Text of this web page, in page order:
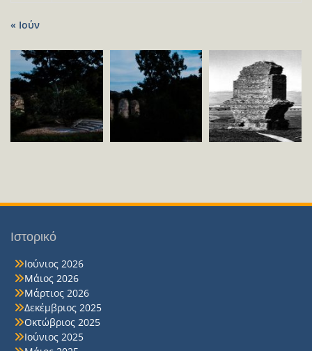
« Ιούν
Ιστορικό
Ιούνιος 2026
Μάιος 2026
Μάρτιος 2026
Δεκέμβριος 2025
Οκτώβριος 2025
Ιούνιος 2025